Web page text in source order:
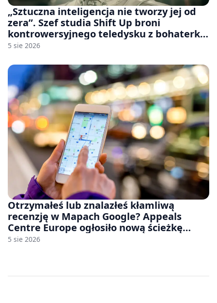
„Sztuczna inteligencja nie tworzy jej od
zera”. Szef studia Shift Up broni
kontrowersyjnego teledysku z bohaterką
Stellar Blade: Blood Rain
5 sie 2026
Otrzymałeś lub znalazłeś kłamliwą
recenzję w Mapach Google? Appeals
Centre Europe ogłosiło nową ścieżkę
odwoławczą dla firm i konsumentów
5 sie 2026